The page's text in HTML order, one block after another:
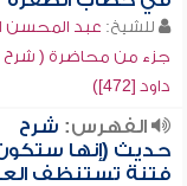
للشيخ: عبد المحسن
جزء من محاضرة ( شرح
داود [472])
الفهرس: شرح
حديث (إنها
فتنة تستنظف